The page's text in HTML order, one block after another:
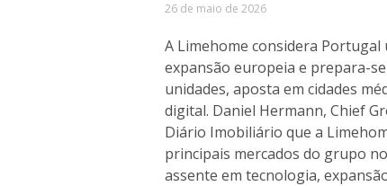
26 de maio de 2026
A Limehome considera
expansão europeia e prepara-
unidades, aposta em cidades
digital. Daniel Hermann, Chief
Diário Imobiliário que a
principais mercados do grupo
assente em tecnologia,